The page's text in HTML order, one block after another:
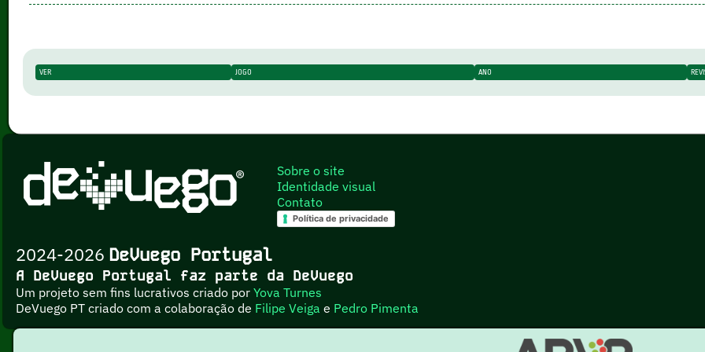
VER JOGO ANO
Sobre o site
Identidade visual
Contato
Política de privacidade
2024-2026 DeVuego Portugal
A DeVuego Portugal faz parte da DeVuego
Um projeto sem fins lucrativos criado porYova Turnes
DeVuego PT criado com a colaboração de Filipe Veiga e Pedro Pimenta